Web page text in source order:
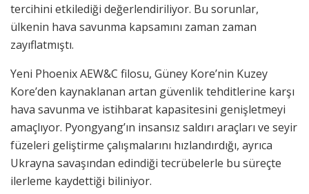
tercihini etkilediği değerlendiriliyor. Bu sorunlar,
ülkenin hava savunma kapsamını zaman zaman
zayıflatmıştı.
Yeni Phoenix AEW&C filosu, Güney Kore’nin Kuzey
Kore’den kaynaklanan artan güvenlik tehditlerine karşı
hava savunma ve istihbarat kapasitesini genişletmeyi
amaçlıyor. Pyongyang’ın insansız saldırı araçları ve seyir
füzeleri geliştirme çalışmalarını hızlandırdığı, ayrıca
Ukrayna savaşından edindiği tecrübelerle bu süreçte
ilerleme kaydettiği biliniyor.